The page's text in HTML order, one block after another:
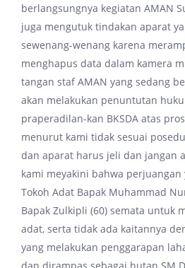
berlangsungnya kegiatan AMAN
juga mengutuk tindakan aparat
sewenang-wenang karena
menghapus data dalam kamera
tangan staf AMAN yang sedang
akan melakukan penuntutan
praperadilan-kan BKSDA atas
menurut kami tidak sesuai
dan aparat harus jeli dan jangan
kami meyakini bahwa
Tokoh Adat Bapak Muhammad
Bapak Zulkipli (60) semata untuk
adat, serta tidak ada kaitannya
yang melakukan penggarapan